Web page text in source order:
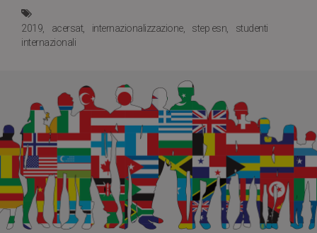
2019 acersat internazionalizzazione step esn
studenti
internazionali